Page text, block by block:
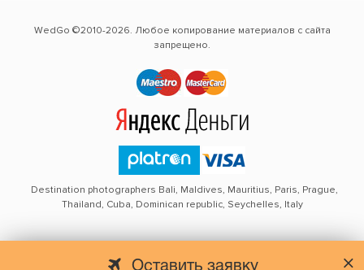
Оставить заявку
WedGo ©2010-2026. Любое копирование материалов с сайта
запрещено.
Destination photographers Bali, Maldives, Mauritius, Paris, Prague,
Thailand, Cuba, Dominican republic, Seychelles, Italy